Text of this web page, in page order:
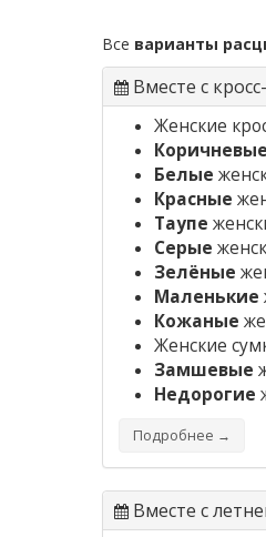
Все варианты
Вместе с
Женские
Коричневые
Белые
Красные
Таупе
Серые
Зелёные
Маленькие
Кожаные
Женские
Замшевые
Недорогие
Подробнее →
Вместе с